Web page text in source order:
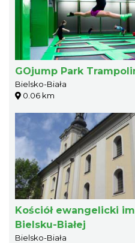
GOjump Park
Bielsko-Biała
0.06 km
Kościół ewangelicki
Bielsku-Białej
Bielsko-Biała